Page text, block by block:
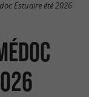
Estuaire été 2026